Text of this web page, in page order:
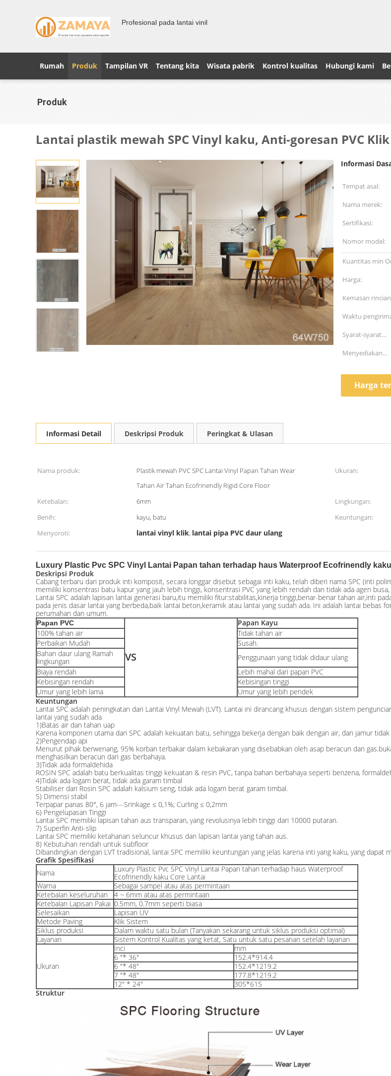
Profesional pada lantai vinil
Rumah Produk Tampilan VR Tentang kita Wisata pabrik Kontrol kualitas Hubungi kami
Produk
Lantai plastik mewah SPC Vinyl kaku, Anti-goresan PVC
Informasi
Tempat asal:
Nama merek:
Sertifikasi:
Nomor model:
Kuantitas min
Harga:
Kemasan
Waktu
Syarat-syarat
pembayaran:
Menyediakan
Harga
Informasi Detail Deskripsi Produk Peringkat & Ulasan
Nama produk:
Plastik mewah PVC SPC Lantai Vinyl Papan Tahan Wear
Tahan Air Tahan Ecofrinendly Rigid Core Floor
Ukuran:
Ketebalan:
6mm Lingkungan:
Benih:
kayu, batu Keuntungan:
Menyoroti:
lantai vinyl klik, lantai pipa PVC daur ulang
Luxury Plastic Pvc SPC Vinyl Lantai Papan tahan terhadap haus Waterproof Ecofrinendly
Deskripsi Produk
Cabang terbaru dari produk inti komposit, secara longgar disebut sebagai inti kaku, telah diberi nama SPC (inti
memiliki konsentrasi batu kapur yang jauh lebih tinggi, konsentrasi PVC yang lebih rendah dan tidak ada agen
Lantai SPC adalah lapisan lantai generasi baru,itu memiliki fitur:stabilitas,kinerja tinggi,benar-benar tahan air,inti
pada jenis dasar lantai yang berbeda,baik lantai beton,keramik atau lantai yang sudah ada. Ini adalah lantai bebas
perumahan dan umum.
Papan PVC
VS
Papan Kayu
100% tahan air
Tidak tahan air
Perbaikan Mudah
Susah.
Bahan daur ulang Ramah
lingkungan
Penggunaan yang tidak didaur ulang
Biaya rendah
Lebih mahal dari papan PVC
Kebisingan rendah
Kebisingan tinggi
Umur yang lebih lama
Umur yang lebih pendek
Keuntungan
Lantai SPC adalah peningkatan dari Lantai Vinyl Mewah (LVT). Lantai ini dirancang khusus dengan sistem
lantai yang sudah ada
1)Batas air dan tahan uap
Karena komponen utama dari SPC adalah kekuatan batu, sehingga bekerja dengan baik dengan air, dan jamur
2)Pengendap api
Menurut pihak berwenang, 95% korban terbakar dalam kebakaran yang disebabkan oleh asap beracun dan
menghasilkan beracun dari gas berbahaya.
3)Tidak ada formaldehida
ROSIN SPC adalah batu berkualitas tinggi kekuatan & resin PVC, tanpa bahan berbahaya seperti benzena,
4)Tidak ada logam berat, tidak ada garam timbal
Stabiliser dari Rosin SPC adalah kalsium seng, tidak ada logam berat garam timbal.
5) Dimensi stabil
Terpapar panas 80°, 6 jam---Srinkage ≤ 0,1%; Curling ≤ 0,2mm
6) Pengelupasan Tinggi
Lantai SPC memiliki lapisan tahan aus transparan, yang revolusinya lebih tinggi dari 10000 putaran.
7) Superfin Anti-slip
Lantai SPC memiliki ketahanan seluncur khusus dan lapisan lantai yang tahan aus.
8) Kebutuhan rendah untuk subfloor
Dibandingkan dengan LVT tradisional, lantai SPC memiliki keuntungan yang jelas karena inti yang kaku, yang dapat
Grafik Spesifikasi
Nama
Luxury Plastic Pvc SPC Vinyl Lantai Papan tahan terhadap haus Waterproof
Ecofrinendly kaku Core Lantai
Warna
Sebagai sampel atau atas permintaan
Ketebalan keseluruhan
4 ~ 6mm atau atas permintaan
Ketebalan Lapisan Pakai 0.5mm, 0.7mm seperti biasa
Selesaikan
Lapisan UV
Metode Paving
Klik Sistem
Siklus produksi
Dalam waktu satu bulan (Tanyakan sekarang untuk siklus produksi optimal)
Layanan
Sistem Kontrol Kualitas yang ketat, Satu untuk satu pesanan setelah layanan
Ukuran
Inci
mm
6 "* 36"
152.4*914.4
6 "* 48"
152.4*1219.2
7 "* 48"
177.8*1219.2
12" * 24"
305*615
Struktur